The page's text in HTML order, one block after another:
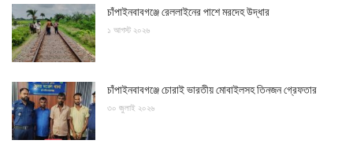
চাঁপাইনবাবগঞ্জে রেললাইনের পাশে মরদেহ উদ্ধার
১ আগস্ট ২০২৬
চাঁপাইনবাবগঞ্জে চোরাই ভারতীয় মোবাইলসহ তিনজন গ্রেফতার
৩০ জুলাই ২০২৬